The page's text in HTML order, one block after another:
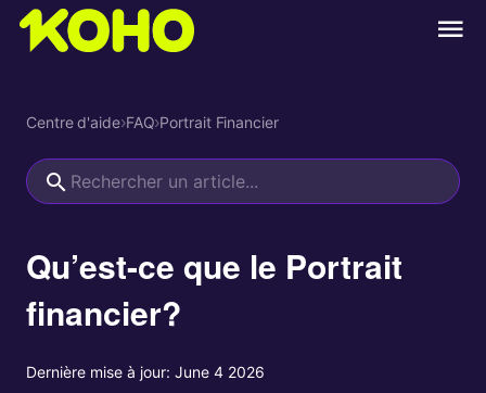
Centre d'aide›FAQ›Portrait Financier
Qu’est-ce que le Portrait
financier?
Dernière mise à jour: June 4 2026